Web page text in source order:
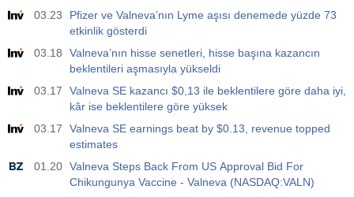
Önceki
CFTC Ham Petrol Ticari Olmayan Net Pozisyonlar
Açıklanan
112.4 K
Beklenti
Önceki
CFTC S&P 500 Ticari Olmayan Net Pozisyonlar
03.23
Pfizer ve Valneva’nın Lyme aşısı denemede yüzde 73
etkinlik gösterdi
03.18
Valneva’nın hisse senetleri, hisse başına kazancın
beklentileri aşmasıyla yükseldi
03.17
Valneva SE kazancı $0,13 ile beklentilere göre daha iyi,
kâr ise beklentilere göre yüksek
03.17
Valneva SE earnings beat by $0.13, revenue topped
estimates
01.20 Valneva Steps Back From US Approval Bid For
Chikungunya Vaccine - Valneva (NASDAQ:VALN)